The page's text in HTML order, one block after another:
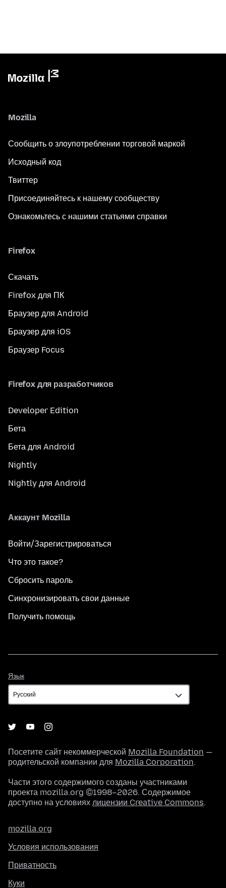
Mozilla
Сообщить о злоупотреблении торговой маркой
Исходный код
Твиттер
Присоединяйтесь к нашему сообществу
Ознакомьтесь с нашими статьями справки
Firefox
Скачать
Firefox для ПК
Браузер для Android
Браузер для iOS
Браузер Focus
Firefox для разработчиков
Developer Edition
Бета
Бета для Android
Nightly
Nightly для Android
Аккаунт Mozilla
Войти/Зарегистрироваться
Что это такое?
Сбросить пароль
Синхронизировать свои данные
Получить помощь
Язык
Посетите сайт некоммерческой Mozilla Foundation —
родительской компании для Mozilla Corporation.
Части этого содержимого созданы участниками
проекта mozilla.org ©1998–2026. Содержимое
доступно на условиях лицензии Creative Commons.
mozilla.org
Условия использования
Приватность
Куки